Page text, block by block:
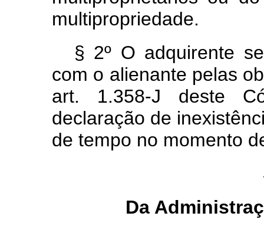
multipropriedade.
§ 2º O adquirente
com o alienante pelas
art. 1.358-J deste
declaração de
de tempo no momento
Da